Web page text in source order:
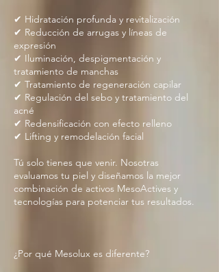
✔ Hidratación profunda y revitalización
✔ Reducción de arrugas y líneas de
expresión
✔ Iluminación, despigmentación y
tratamiento de manchas
✔ Tratamiento de regeneración capilar
✔ Regulación del sebo y tratamiento del
acné
✔ Redensificación con efecto relleno
✔ Lifting y remodelación facial
Tú solo tienes que venir. Nosotras
evaluamos tu piel y diseñamos la mejor
combinación de activos MesoActives y
tecnologías para potenciar tus resultados.
¿Por qué Mesolux es diferente?